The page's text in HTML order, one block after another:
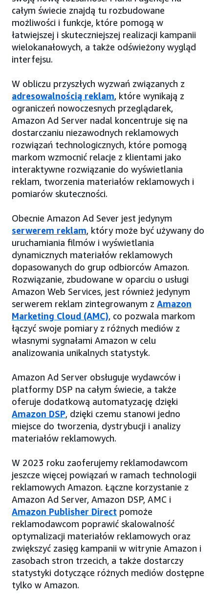
całym świecie znajdą tu rozbudowane
możliwości i funkcje, które pomogą w
łatwiejszej i skuteczniejszej realizacji kampanii
wielokanałowych, a także odświeżony wygląd
interfejsu.
W obliczu przyszłych wyzwań związanych z
adresowalnością reklam, które wynikają z
ograniczeń nowoczesnych przeglądarek,
Amazon Ad Server nadal koncentruje się na
dostarczaniu niezawodnych reklamowych
rozwiązań technologicznych, które pomogą
markom wzmocnić relacje z klientami jako
interaktywne rozwiązanie do wyświetlania
reklam, tworzenia materiałów reklamowych i
pomiarów skuteczności.
Obecnie Amazon Ad Sever jest jedynym
serwerem reklam, który może być używany do
uruchamiania filmów i wyświetlania
dynamicznych materiałów reklamowych
dopasowanych do grup odbiorców Amazon.
Rozwiązanie, zbudowane w oparciu o usługi
Amazon Web Services, jest również jedynym
serwerem reklam zintegrowanym z Amazon
Marketing Cloud (AMC), co pozwala markom
łączyć swoje pomiary z różnych mediów z
własnymi sygnałami Amazon w celu
analizowania unikalnych statystyk.
Amazon Ad Server obsługuje wydawców i
platformy DSP na całym świecie, a także
oferuje dodatkową automatyzację dzięki
Amazon DSP, dzięki czemu stanowi jedno
miejsce do tworzenia, dystrybucji i analizy
materiałów reklamowych.
W 2023 roku zaoferujemy reklamodawcom
jeszcze więcej powiązań w ramach technologii
reklamowych Amazon. Łączne korzystanie z
Amazon Ad Server, Amazon DSP, AMC i
Amazon Publisher Direct pomoże
reklamodawcom poprawić skalowalność
optymalizacji materiałów reklamowych oraz
zwiększyć zasięg kampanii w witrynie Amazon i
zasobach stron trzecich, a także dostarczy
statystyki dotyczące różnych mediów dostępne
tylko w Amazon.